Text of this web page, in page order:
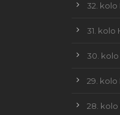
32. kolo
31. kolo
30. kolo
29. kolo
28. kolo